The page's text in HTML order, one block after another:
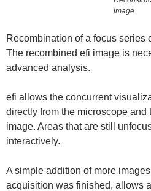
image
Recombination of a focus series
The recombined efi image is
advanced analysis.
efi allows the concurrent
directly from the microscope and
image. Areas that are still
interactively.
A simple addition of more
acquisition was finished, allows